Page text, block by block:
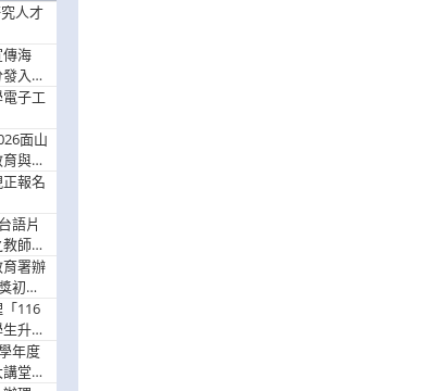
人才
海
入學
子工
智慧半
加
面山
與戶
加
報名
語片
師踴
署辦
初選
116
升學
年度
堂」